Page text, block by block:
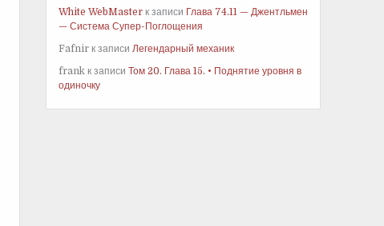
White WebMaster к записи Глава 74.11 — Джентльмен
— Система Супер-Поглощения
Fafnir к записи Легендарный механик
frank к записи Том 20. Глава 15. • Поднятие уровня в
одиночку